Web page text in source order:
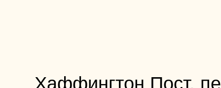
Хаффингтон Пост,